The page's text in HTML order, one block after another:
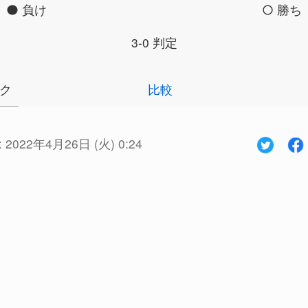
負け
勝ち
3-0 判定
比較
2022年4月26日 (火) 0:24